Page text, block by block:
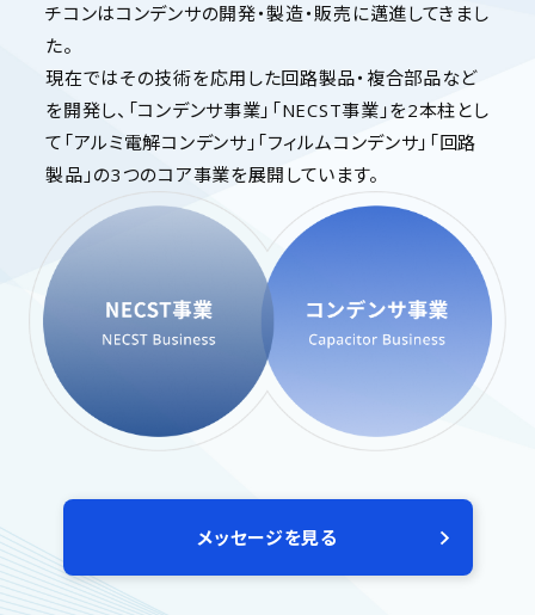
チコンはコンデンサの開発・製造・販売に邁進してきまし
た。
現在ではその技術を応用した回路製品・複合部品など
を開発し、「コンデンサ事業」「NECST事業」を2本柱とし
て「アルミ電解コンデンサ」「フィルムコンデンサ」「回路
製品」の3つのコア事業を展開しています。
メッセージを見る